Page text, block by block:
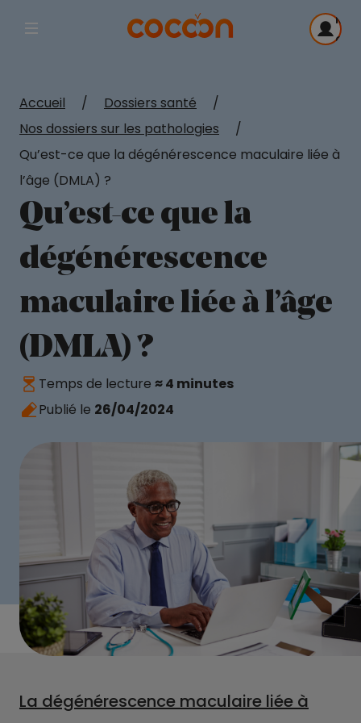
Afficher la navigation principale
Me
Accueil / Dossiers santé
/
Nos dossiers sur les pathologies
/
Qu’est-ce que la dégénérescence maculaire liée à
l’âge (DMLA) ?
Qu’est-ce que la
dégénérescence
maculaire liée à l’âge
(DMLA) ?
Temps de lecture ≈ 4 minutes
Publié le 26/04/2024
La dégénérescence maculaire liée à